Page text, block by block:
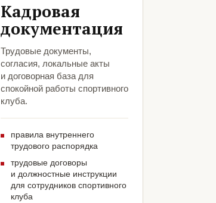
Кадровая
документация
Трудовые документы,
согласия, локальные акты
и договорная база для
спокойной работы спортивного
клуба.
правила внутреннего
трудового распорядка
трудовые договоры
и должностные инструкции
для сотрудников спортивного
клуба